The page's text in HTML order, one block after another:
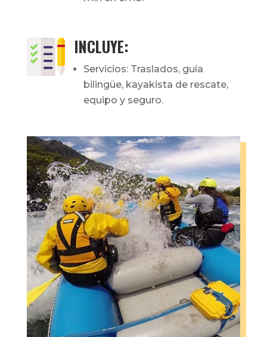
INCLUYE:
Servicios: Traslados, guía
bilingüe, kayakista de rescate,
equipo y seguro.